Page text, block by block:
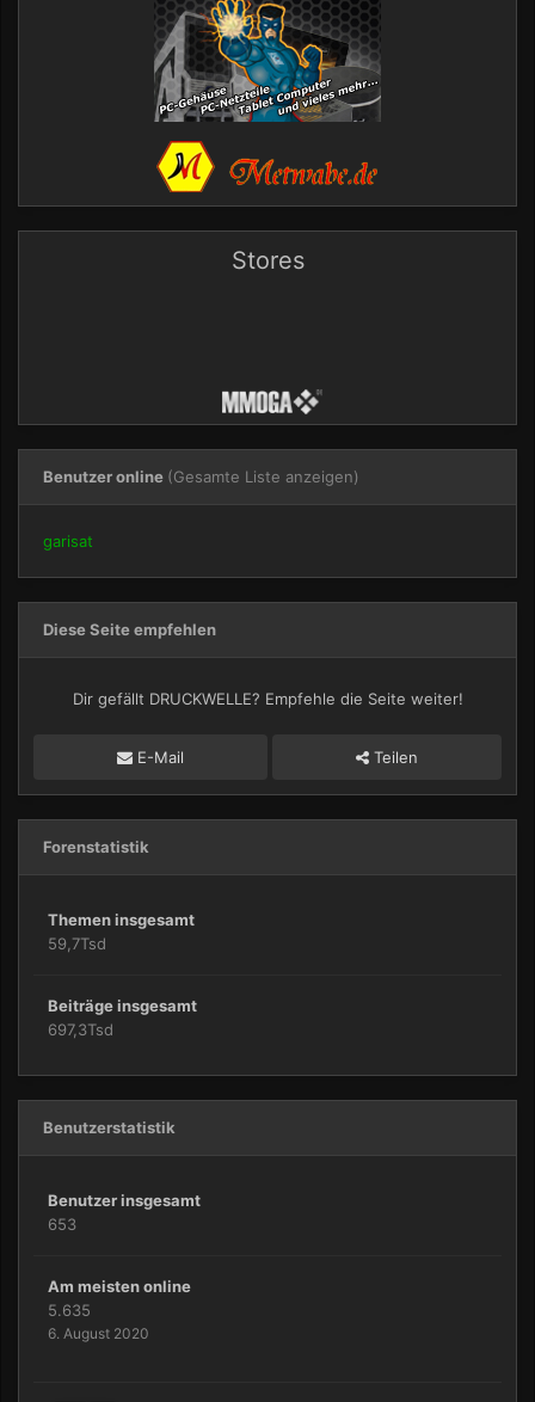
Stores
Benutzer online (Gesamte Liste anzeigen)
garisat
Diese Seite empfehlen
Dir gefällt DRUCKWELLE? Empfehle die Seite weiter!
E-Mail Teilen
Forenstatistik
Themen insgesamt
59,7Tsd
Beiträge insgesamt
697,3Tsd
Benutzerstatistik
Benutzer insgesamt
653
Am meisten online
5.635
6. August 2020